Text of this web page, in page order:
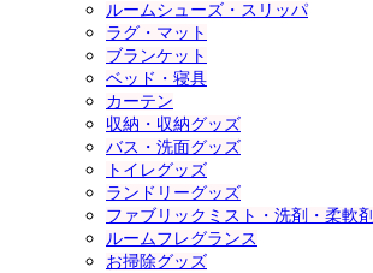
ルームシューズ・スリッパ
ラグ・マット
ブランケット
ベッド・寝具
カーテン
収納・収納グッズ
バス・洗面グッズ
トイレグッズ
ランドリーグッズ
ファブリックミスト・洗剤・柔軟剤
ルームフレグランス
お掃除グッズ